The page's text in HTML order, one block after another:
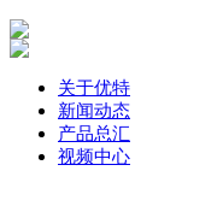
关于优特
新闻动态
产品总汇
视频中心